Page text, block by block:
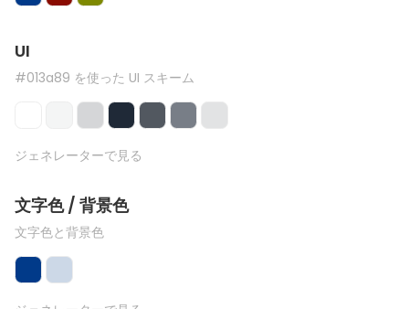
UI
#013a89 を使った UI スキーム
ジェネレーターで見る
文字色 / 背景色
文字色と背景色